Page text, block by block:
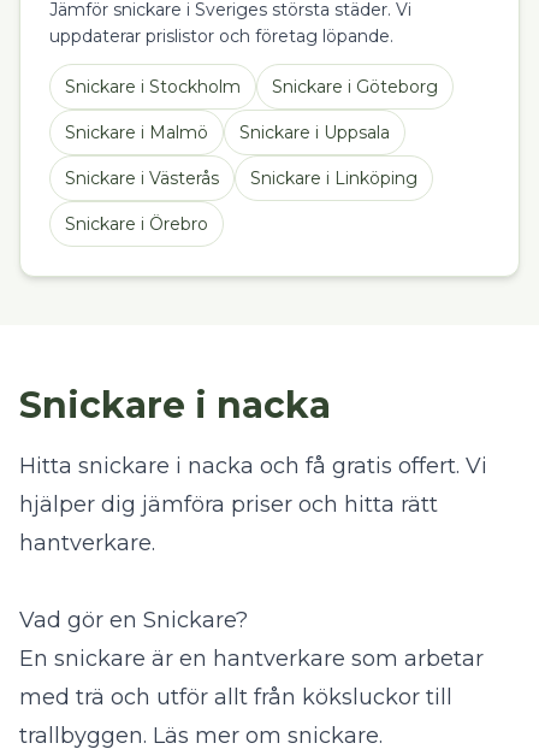
Jämför snickare i Sveriges största städer. Vi
uppdaterar prislistor och företag löpande.
Snickare i Stockholm Snickare i Göteborg
Snickare i Malmö Snickare i Uppsala
Snickare i Västerås Snickare i Linköping
Snickare i Örebro
Snickare i nacka
Hitta snickare i nacka och få gratis offert. Vi
hjälper dig jämföra priser och hitta rätt
hantverkare.
Vad gör en Snickare?
En snickare är en hantverkare som arbetar
med trä och utför allt från köksluckor till
trallbyggen. Läs mer om snickare.